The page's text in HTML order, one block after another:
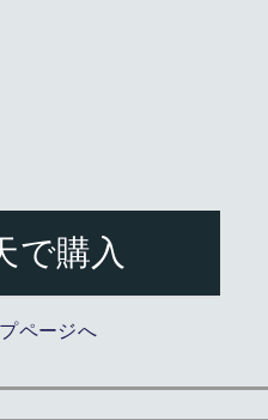
で購入
ページへ